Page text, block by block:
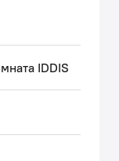
без
системы.
без
на душевые
IDDIS